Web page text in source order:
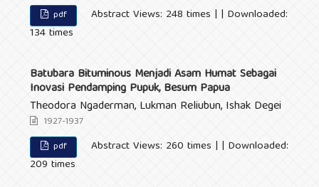
pdf
Abstract Views: 248 times | | Downloaded:
134 times
Batubara Bituminous Menjadi Asam Humat Sebagai
Inovasi Pendamping Pupuk, Besum Papua
Theodora Ngaderman, Lukman Reliubun, Ishak Degei
1927-1937
pdf
Abstract Views: 260 times | | Downloaded:
209 times